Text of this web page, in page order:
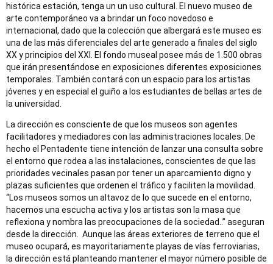
histórica estación, tenga un un uso cultural. El nuevo museo de
arte contemporáneo va a brindar un foco novedoso e
internacional, dado que la colección que albergará este museo es
una de las más diferenciales del arte generado a finales del siglo
XX y principios del XXI. El fondo museal posee más de 1.500 obras
que irán presentándose en exposiciones diferentes exposiciones
temporales. También contará con un espacio para los artistas
jóvenes y en especial el guiño a los estudiantes de bellas artes de
la universidad.
La dirección es consciente de que los museos son agentes
facilitadores y mediadores con las administraciones locales. De
hecho el Pentadente tiene intención de lanzar una consulta sobre
el entorno que rodea a las instalaciones, conscientes de que las
prioridades vecinales pasan por tener un aparcamiento digno y
plazas suficientes que ordenen el tráfico y faciliten la movilidad.
“Los museos somos un altavoz de lo que sucede en el entorno,
hacemos una escucha activa y los artistas son la masa que
reflexiona y nombra las preocupaciones de la sociedad..” aseguran
desde la dirección.
Aunque las áreas exteriores de terreno que el
museo ocupará, es mayoritariamente playas de vías ferroviarias,
la dirección está planteando mantener el mayor número posible de